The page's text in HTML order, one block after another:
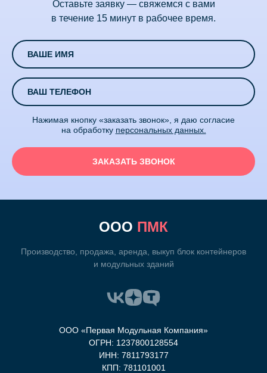
Оставьте заявку — свяжемся с вами
в течение 15 минут в рабочее время.
Нажимая кнопку «заказать звонок», я даю согласие
на обработку персональных данных.
ООО ПМК
Производство, продажа, аренда, выкуп блок контейнеров
и модульных зданий
ООО «Первая Модульная Компания»
ОГРН: 1237800128554
ИНН: 7811793177
КПП: 781101001